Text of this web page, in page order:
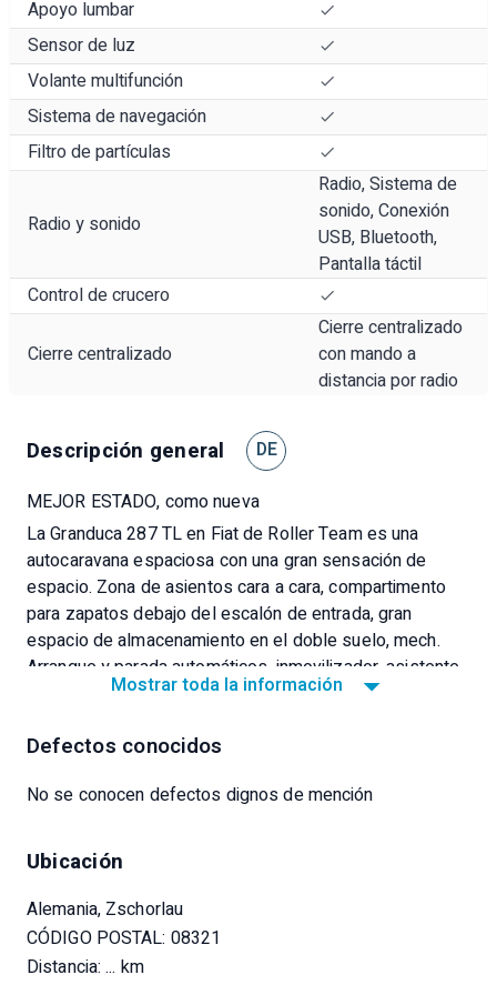
Apoyo lumbar
Sensor de luz
Volante multifunción
Sistema de navegación
Filtro de partículas
Radio y sonido
Radio, Sistema de
sonido, Conexión
USB, Bluetooth,
Pantalla táctil
Control de crucero
Cierre centralizado
Cierre centralizado
con mando a
distancia por radio
Descripción general DE
MEJOR ESTADO, como nueva
La Granduca 287 TL en Fiat de Roller Team es una
autocaravana espaciosa con una gran sensación de
espacio. Zona de asientos cara a cara, compartimento
para zapatos debajo del escalón de entrada, gran
espacio de almacenamiento en el doble suelo, mech.
Arranque y parada automáticos, inmovilizador, asistente
de arranque en pendiente, ASR, motor Euro 6d,
con mástil central, persianas plisadas en la cabina, todas
revestimiento textil del techo, depósito de agua dulce
sistema de control de la presión de los neumáticos,
de estar y dormitorio, Smart TV, la puerta del cuarto de
baño se puede utilizar para cerrar la zona de estar y de
dormir, garaje grande con compartimentos de
Mostrar toda la información
Defectos conocidos
No se conocen defectos dignos de mención
Ubicación
Alemania, Zschorlau
CÓDIGO POSTAL: 08321
Distancia:... km